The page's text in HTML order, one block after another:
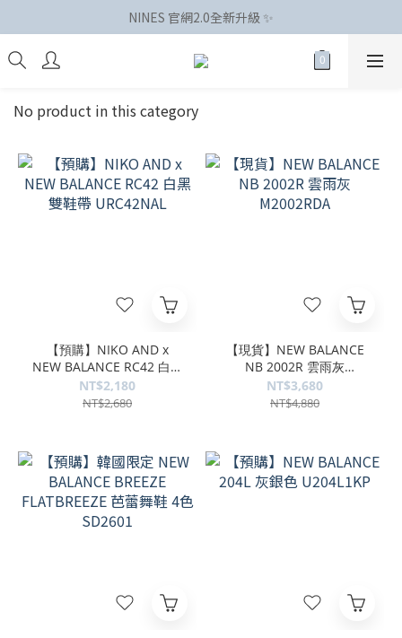
NINES 官網2.0全新升級 ✨
No product in this category
【預購】NIKO AND x
NEW BALANCE RC42 白黑
雙鞋帶 URC42NAL
NT$2,180
NT$2,680
【現貨】NEW BALANCE
NB 2002R 雲雨灰
M2002RDA
NT$3,680
NT$4,880